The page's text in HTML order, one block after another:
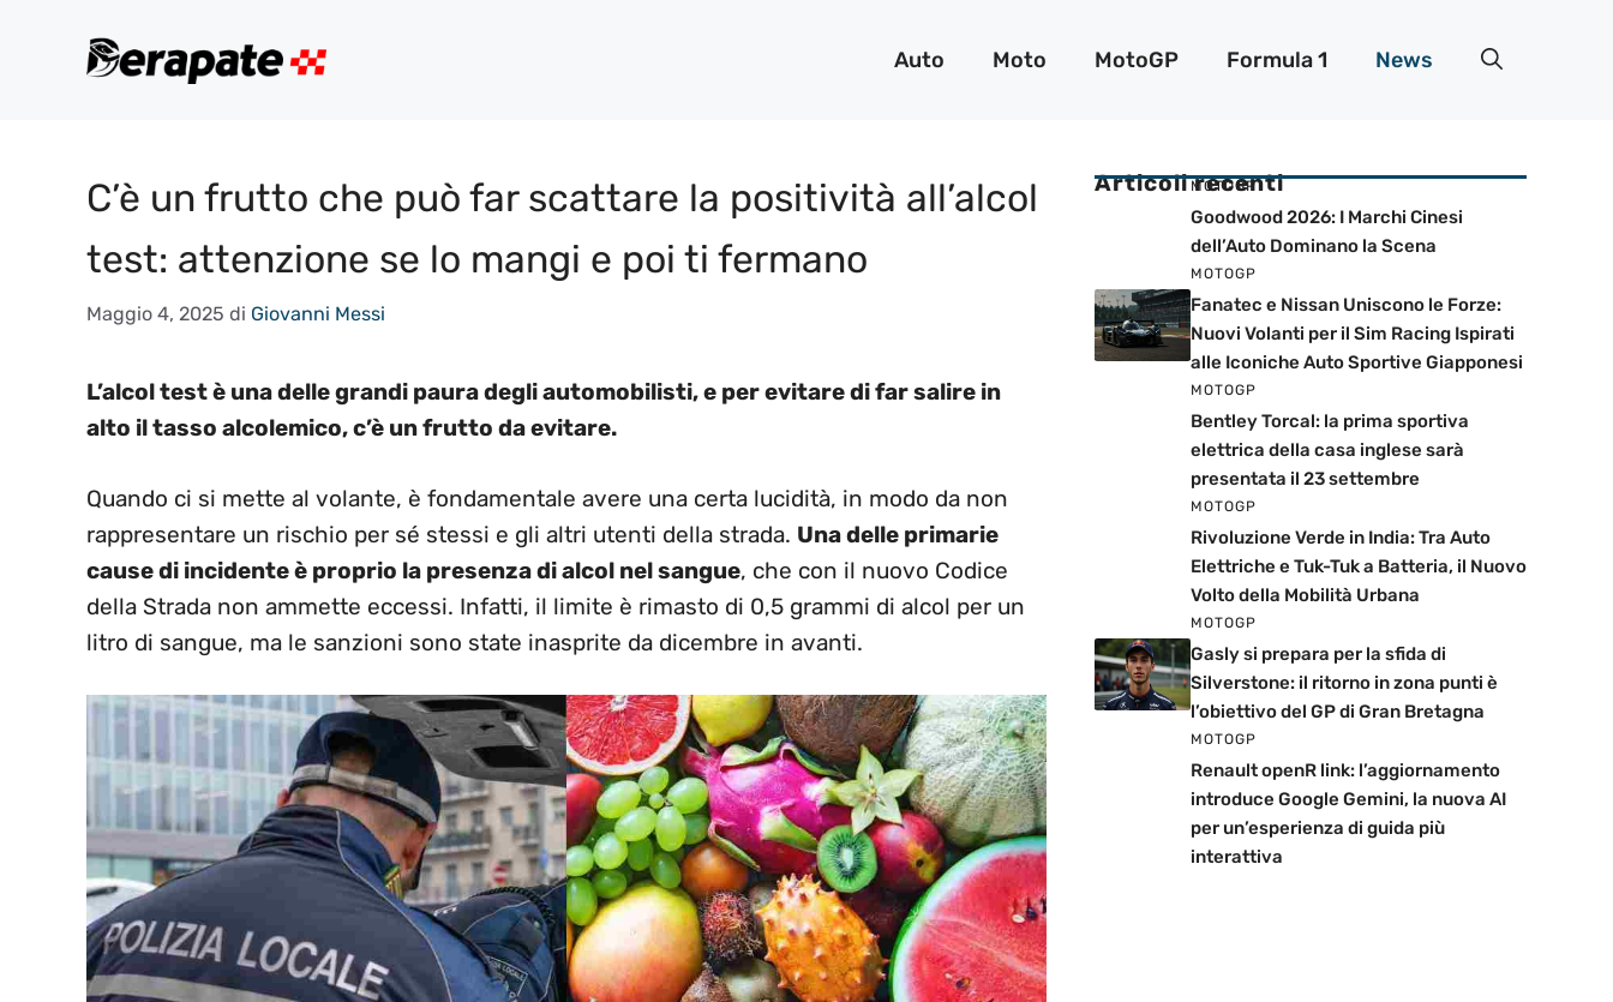
Auto Moto MotoGP Formula 1 News
C’è un frutto che può far scattare la positività all’alcol
test: attenzione se lo mangi e poi ti fermano
Maggio 4, 2025 di Giovanni Messi
L’alcol test è una delle grandi paura degli automobilisti, e per evitare di far salire in
alto il tasso alcolemico, c’è un frutto da evitare.
Quando ci si mette al volante, è fondamentale avere una certa lucidità, in modo da non
rappresentare un rischio per sé stessi e gli altri utenti della strada. Una delle primarie
cause di incidente è proprio la presenza di alcol nel sangue, che con il nuovo Codice
della Strada non ammette eccessi. Infatti, il limite è rimasto di 0,5 grammi di alcol per un
litro di sangue, ma le sanzioni sono state inasprite da dicembre in avanti.
Articoli recenti
MOTOGP
Goodwood 2026: I Marchi Cinesi
dell’Auto Dominano la Scena
MOTOGP
Fanatec e Nissan Uniscono le Forze:
Nuovi Volanti per il Sim Racing Ispirati
alle Iconiche Auto Sportive Giapponesi
MOTOGP
Bentley Torcal: la prima sportiva
elettrica della casa inglese sarà
presentata il 23 settembre
MOTOGP
Rivoluzione Verde in India: Tra Auto
Elettriche e Tuk-Tuk a Batteria, il Nuovo
Volto della Mobilità Urbana
MOTOGP
Gasly si prepara per la sfida di
Silverstone: il ritorno in zona punti è
l’obiettivo del GP di Gran Bretagna
MOTOGP
Renault openR link: l’aggiornamento
introduce Google Gemini, la nuova AI
per un’esperienza di guida più
interattiva